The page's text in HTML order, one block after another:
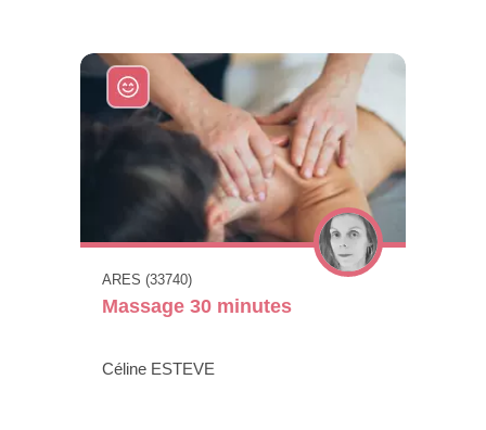
ARES (33740)
Massage 30 minutes
Céline ESTEVE